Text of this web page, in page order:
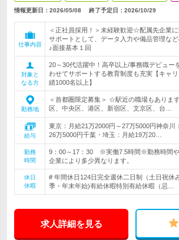
情報更新日：2026/05/08 終了予定日： 2026/10/29
仕事内容
＜正社員採用！＞未経験歓迎☆配属先企業
サポートとして、データ入力や備品管理な
♪面接基本１回
対象と
なる方
20～30代活躍中！高卒以上/事務職デビュー
わせてサポートする教育制度も充実【キャ
績1000名以上】
勤務地
＜首都圏限定募集＞ ☆駅近の職場もありま
区、中央区、港区、新宿区、文京区、台…
給与
東京：月給21万2000円～27万5000円神奈川
26万5000円千葉・埼玉：月給19万20…
勤務
時間
9：00～17：30 ※実働7.5時間※勤務時間や
企業により多少異なります。
休日
休暇
# 年間休日124日完全週休二日制（土日祝休
季・年末年始)有給休暇特別有給休暇（忌…
求人詳細を見る